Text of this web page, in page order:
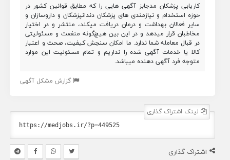
کاریابی پزشکان مدجابز آگهی هایی را که مطابق قوانین کشور در
حوزه استخدام و نیازمندی های پزشکان دندانپزشکان و داروسازان و
سایر فعالان بهداشت و درمان دریافت میکند، منتشر و در اختیار
مخاطبان قرار میدهد و در این بین هیچ‌گونه منفعت و مسئولیتی
در قبال معامله شما ندارد. ما امکان سنجش کیفیت، صحت و اعتبار
کالا یا خدمات آگهی شده را نداریم و تمام مسئولیت این موارد
متوجه فرد آگهی دهنده میباشد.
گزارش مشکل آگهی
لینک اشتراک گذاری
اشتراک گذاری